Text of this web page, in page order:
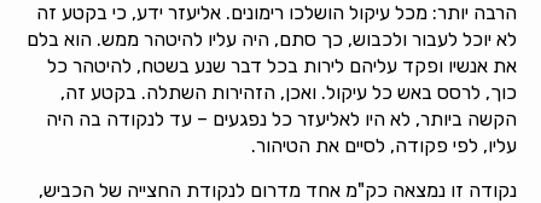
הרבה יותר: מכל עיקול הושלכו רימונים. אליעזר ידע, כי בקטע זה
לא יוכל לעבור ולכבוש, כך סתם, היה עליו להיטהר ממש. הוא בלם
את אנשיו ופקד עליהם לירות בכל דבר שנע בשטח, להיטהר כל
כוך, לרסס באש כל עיקול. ואכן, הזהירות השתלה. בקטע זה,
הקשה ביותר, לא היו לאליעזר כל נפגעים – עד לנקודה בה היה
עליו, לפי פקודה, לסיים את הטיהור.
נקודה זו נמצאה כק"מ אחד מדרום לנקודת החצייה של הכביש,